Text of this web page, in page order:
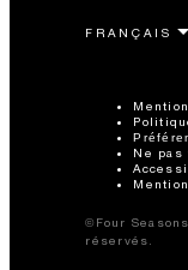
Ne pas
©Four
réservés.